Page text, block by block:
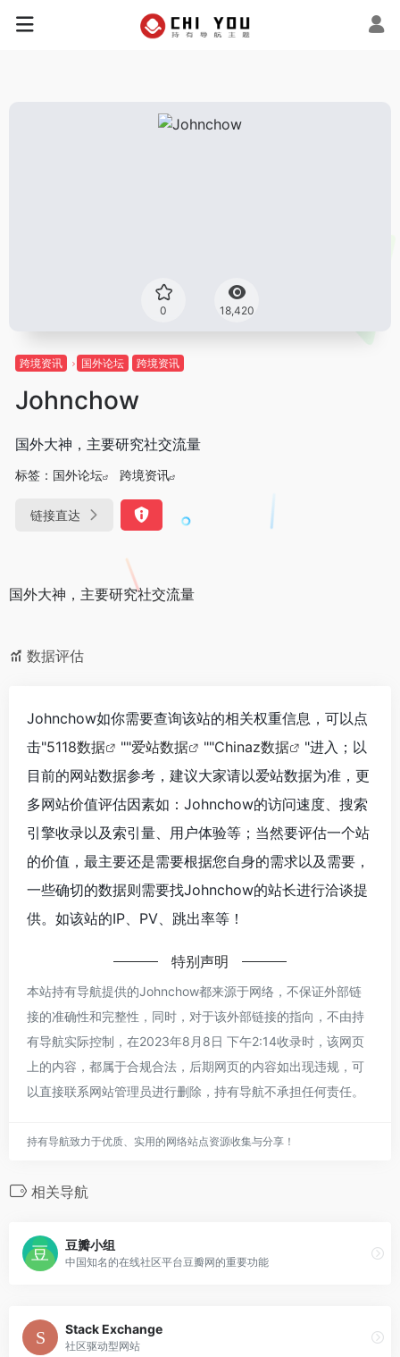
0 18,420
跨境资讯 国外论坛 跨境资讯
Johnchow
国外大神，主要研究社交流量
标签： 国外论坛 跨境资讯
链接直达
国外大神，主要研究社交流量
数据评估
Johnchow如你需要查询该站的相关权重信息，可以点
击"5118数据 ""爱站数据 ""Chinaz数据
"进入；以
目前的网站数据参考，建议大家请以爱站数据为准，更
多网站价值评估因素如：Johnchow的访问速度、搜索
引擎收录以及索引量、用户体验等；当然要评估一个站
的价值，最主要还是需要根据您自身的需求以及需要，
一些确切的数据则需要找Johnchow的站长进行洽谈提
供。如该站的IP、PV、跳出率等！
特别声明
本站持有导航提供的Johnchow都来源于网络，不保证外部链
接的准确性和完整性，同时，对于该外部链接的指向，不由持
有导航实际控制，在2023年8月8日 下午2:14收录时，该网页
上的内容，都属于合规合法，后期网页的内容如出现违规，可
以直接联系网站管理员进行删除，持有导航不承担任何责任。
持有导航致力于优质、实用的网络站点资源收集与分享！
相关导航
豆瓣小组
中国知名的在线社区平台豆瓣网的重要功能
Stack Exchange
社区驱动型网站